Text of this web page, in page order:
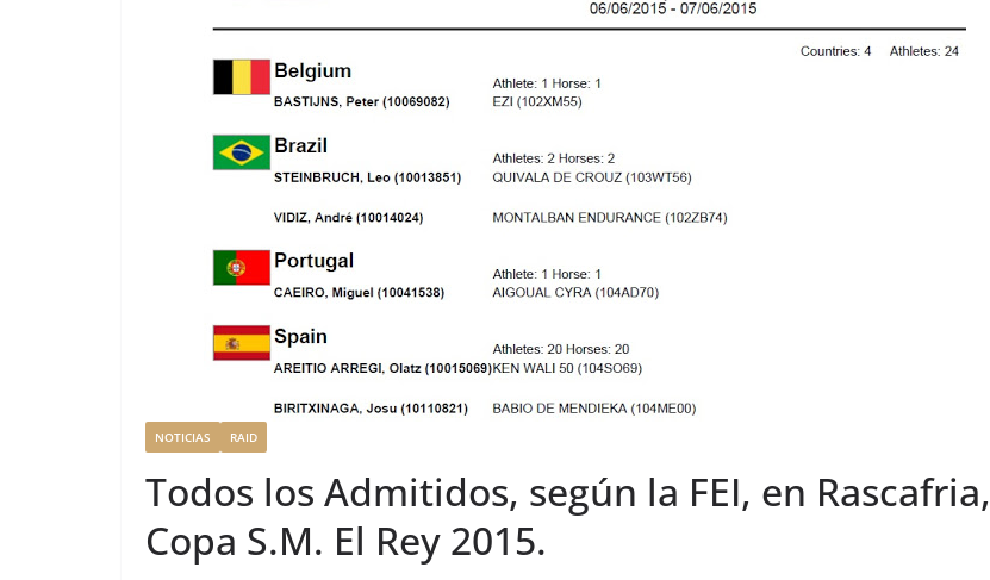
NOTICIAS RAID
Todos los Admitidos, según la FEI, en Rascafria,
Copa S.M. El Rey 2015.